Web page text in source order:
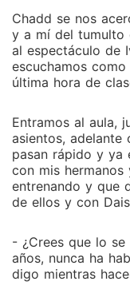
Chadd se nos
y a mí del tumulto
al espectáculo de
escuchamos
última hora de
Entramos al aula,
asientos, adelante
pasan rápido y ya
con mis
entrenando y que
de ellos y con
- ¿Crees que lo
años, nunca ha
digo mientras